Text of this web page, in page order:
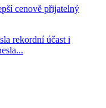
cenově přijatelný
rekordní účast i